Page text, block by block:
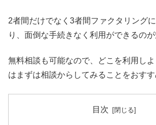
2者間だけでなく3者間ファクタリング
り、面倒な手続きなく利用ができるのが
無料相談も可能なので、どこを利用し
はまずは相談からしてみることをおすす
目次